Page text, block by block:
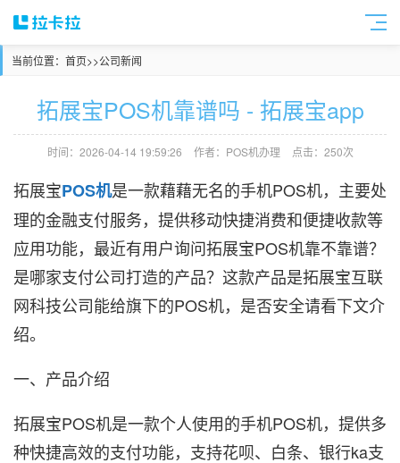
当前位置： 首页>>公司新闻
拓展宝POS机靠谱吗 - 拓展宝app
时间：2026-04-14 19:59:26 作者：POS机办理 点击：250次
拓展宝POS机是一款藉藉无名的手机POS机，主要处
理的金融支付服务，提供移动快捷消费和便捷收款等
应用功能，最近有用户询问拓展宝POS机靠不靠谱？
是哪家支付公司打造的产品？这款产品是拓展宝互联
网科技公司能给旗下的POS机，是否安全请看下文介
绍。
一、产品介绍
拓展宝POS机是一款个人使用的手机POS机，提供多
种快捷高效的支付功能，支持花呗、白条、银行ka支